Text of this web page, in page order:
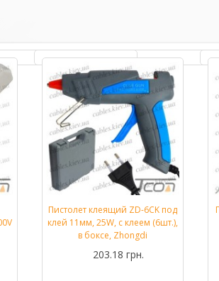
Подробнее...
Пистолет клеящий ZD-6CK под
клей 11мм, 25W, с клеем (6шт.),
в боксе, Zhongdi
203.18 грн.